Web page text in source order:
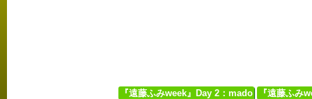
『遠藤ふみweek』Day 2：mado 『遠藤ふみ